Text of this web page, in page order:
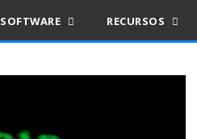
SOFTWARE RECURSOS